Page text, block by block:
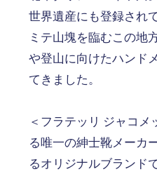
世界遺産にも登録され
ミテ山塊を臨むこの地
や登山に向けたハンド
てきました。
＜フラテッリ ジャコ
る唯一の紳士靴メーカ
るオリジナルブランド